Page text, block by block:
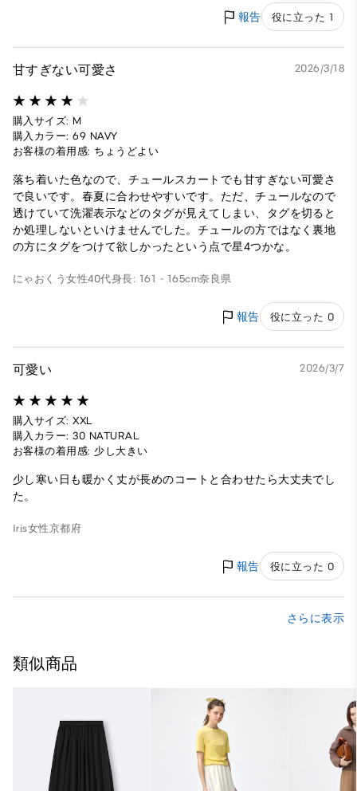
報告 役に立った 1
甘すぎない可愛さ 2026/3/18
購入サイズ: M
購入カラー: 69 NAVY
お客様の着用感: ちょうどよい
落ち着いた色なので、チュールスカートでも甘すぎない可愛さ
で良いです。春夏に合わせやすいです。ただ、チュールなので
透けていて洗濯表示などのタグが見えてしまい、タグを切ると
か処理しないといけませんでした。チュールの方ではなく裏地
の方にタグをつけて欲しかったという点で星4つかな。
にゃおくう女性40代身長: 161 - 165cm奈良県
報告 役に立った 0
可愛い 2026/3/7
購入サイズ: XXL
購入カラー: 30 NATURAL
お客様の着用感: 少し大きい
少し寒い日も暖かく丈が長めのコートと合わせたら大丈夫でし
た。
Iris女性京都府
報告 役に立った 0
さらに表示
類似商品